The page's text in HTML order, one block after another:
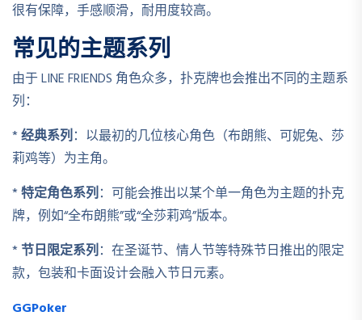
很有保障，手感顺滑，耐用度较高。
常见的主题系列
由于 LINE FRIENDS 角色众多，扑克牌也会推出不同的主题系
列：
*经典系列：以最初的几位核心角色（布朗熊、可妮兔、莎
莉鸡等）为主角。
*特定角色系列：可能会推出以某个单一角色为主题的扑克
牌，例如“全布朗熊”或“全莎莉鸡”版本。
*节日限定系列：在圣诞节、情人节等特殊节日推出的限定
款，包装和卡面设计会融入节日元素。
GGPoker